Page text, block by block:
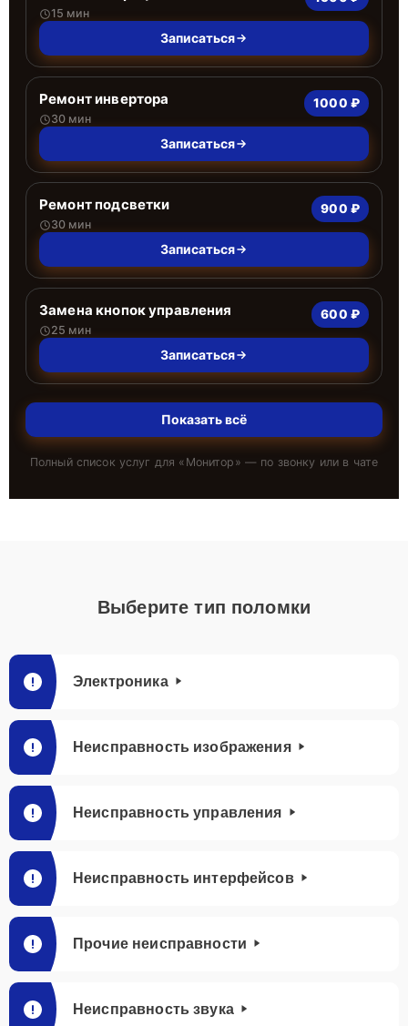
15 мин
Записаться
Ремонт инвертора
30 мин
1000 ₽
Записаться
Ремонт подсветки
30 мин
900 ₽
Записаться
Замена кнопок управления
25 мин
600 ₽
Записаться
Показать всё
Полный список услуг для « Монитор » — по звонку или в чате
Выберите тип поломки
Электроника
Неисправность изображения
Неисправность управления
Неисправность интерфейсов
Прочие неисправности
Неисправность звука